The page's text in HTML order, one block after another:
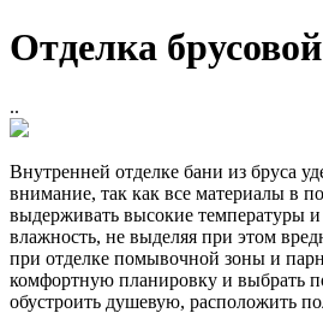
Отделка
..
Внутренней отделке бани из бруса
внимание, так как все материалы в
выдерживать высокие температуры
влажность, не выделяя при этом
при отделке помывочной зоны и
комфортную планировку и выбрать
обустроить душевую, расположить